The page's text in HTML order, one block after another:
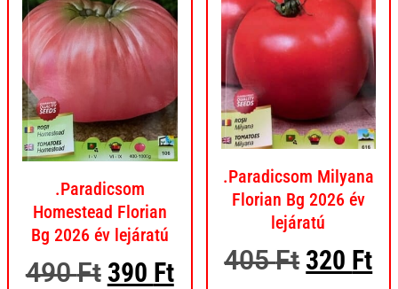
.Paradicsom
Homestead Florian
Bg 2026 év lejáratú
490Ft 390 Ft
.Paradicsom Milyana
Florian Bg 2026 év
lejáratú
405Ft 320 Ft